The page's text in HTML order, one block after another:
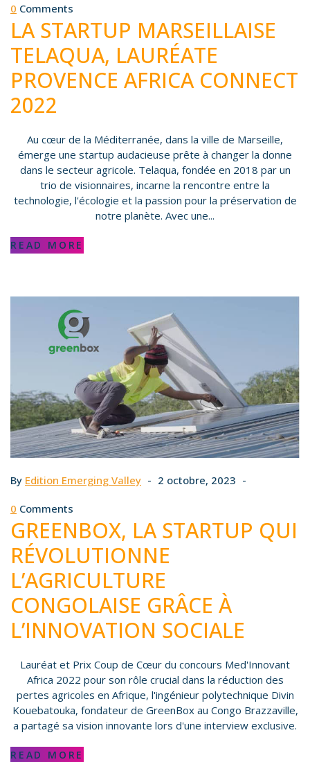
0 Comments
LA STARTUP MARSEILLAISE
TELAQUA, LAURÉATE
PROVENCE AFRICA CONNECT
2022
Au cœur de la Méditerranée, dans la ville de Marseille,
émerge une startup audacieuse prête à changer la donne
dans le secteur agricole. Telaqua, fondée en 2018 par un
trio de visionnaires, incarne la rencontre entre la
technologie, l'écologie et la passion pour la préservation de
notre planète. Avec une...
READ MORE
By Edition Emerging Valley 2 octobre, 2023
0 Comments
GREENBOX, LA STARTUP QUI
RÉVOLUTIONNE
L’AGRICULTURE
CONGOLAISE GRÂCE À
L’INNOVATION SOCIALE
Lauréat et Prix Coup de Cœur du concours Med'Innovant
Africa 2022 pour son rôle crucial dans la réduction des
pertes agricoles en Afrique, l'ingénieur polytechnique Divin
Kouebatouka, fondateur de GreenBox au Congo Brazzaville,
a partagé sa vision innovante lors d'une interview exclusive.
READ MORE